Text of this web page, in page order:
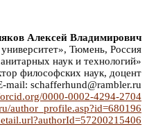
Алексей Владимирович
Тюмень, Россия
наук и технологий»
философских наук, доцент
mail: schafferhund@rambler.ru
0000-0002-4294-2704
author_profile.asp?id=680196